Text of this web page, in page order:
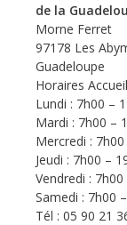
de la
Morne Ferret
97178 Les
Guadeloupe
Horaires
Lundi : 7h00 –
Mardi : 7h00 –
Mercredi :
Jeudi : 7h00 –
Vendredi :
Samedi : 7h00
Tél : 05 90 21